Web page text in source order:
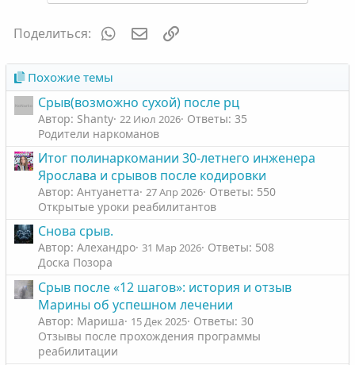
Поделиться: WhatsAppЭлектронная почта
Похожие темы
Срыв(возможно сухой) после рц
Автор: Shanty 22 Июл 2026 Ответы: 35
Родители наркоманов
Итог полинаркомании 30-летнего инженера
Ярослава и срывов после кодировки
Автор: Антуанетта 27 Апр 2026 Ответы: 550
Открытые уроки реабилитантов
Снова срыв.
Автор: Алехандро 31 Мар 2026 Ответы: 508
Доска Позора
Срыв после «12 шагов»: история и отзыв
Марины об успешном лечении
Автор: Мариша 15 Дек 2025 Ответы: 30
Отзывы после прохождения программы
реабилитации